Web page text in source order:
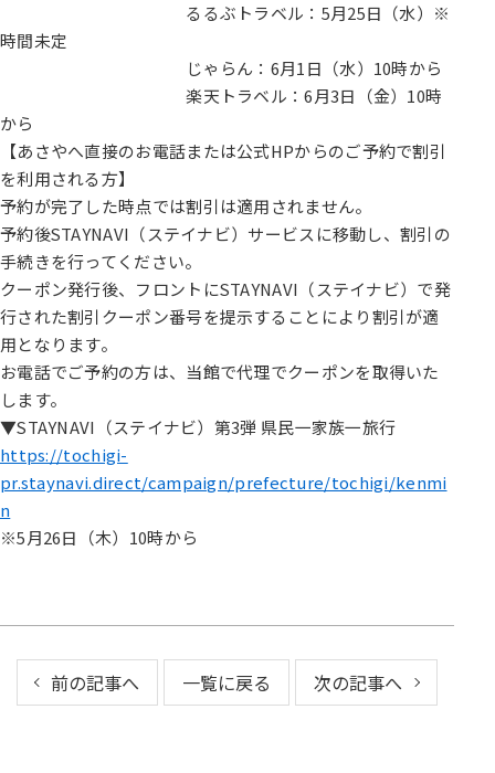
るるぶトラベル：5月25日（水）※
時間未定
じゃらん：6月1日（水）10時から
楽天トラベル：6月3日（金）10時
から
【あさやへ直接のお電話または公式HPからのご予約で割引
を利用される方】
予約が完了した時点では割引は適用されません。
予約後STAYNAVI（ステイナビ）サービスに移動し、割引の
手続きを行ってください。
クーポン発行後、フロントにSTAYNAVI（ステイナビ）で発
行された割引クーポン番号を提示することにより割引が適
用となります。
お電話でご予約の方は、当館で代理でクーポンを取得いた
します。
▼STAYNAVI（ステイナビ）第3弾 県民一家族一旅行
https://tochigi-
pr.staynavi.direct/campaign/prefecture/tochigi/kenmi
n
※5月26日（木）10時から
前の記事へ 一覧に戻る 次の記事へ